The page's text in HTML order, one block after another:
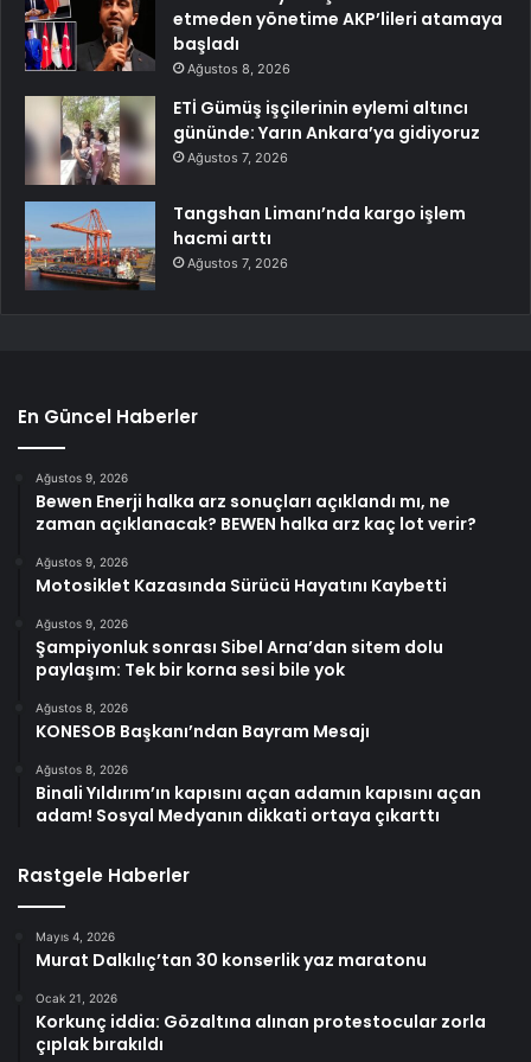
etmeden yönetime AKP’lileri atamaya
başladı
Ağustos 8, 2026
ETİ Gümüş işçilerinin eylemi altıncı
gününde: Yarın Ankara’ya gidiyoruz
Ağustos 7, 2026
Tangshan Limanı’nda kargo işlem
hacmi arttı
Ağustos 7, 2026
En Güncel Haberler
Ağustos 9, 2026
Bewen Enerji halka arz sonuçları açıklandı mı, ne
zaman açıklanacak? BEWEN halka arz kaç lot verir?
Ağustos 9, 2026
Motosiklet Kazasında Sürücü Hayatını Kaybetti
Ağustos 9, 2026
Şampiyonluk sonrası Sibel Arna’dan sitem dolu
paylaşım: Tek bir korna sesi bile yok
Ağustos 8, 2026
KONESOB Başkanı’ndan Bayram Mesajı
Ağustos 8, 2026
Binali Yıldırım’ın kapısını açan adamın kapısını açan
adam! Sosyal Medyanın dikkati ortaya çıkarttı
Rastgele Haberler
Mayıs 4, 2026
Murat Dalkılıç’tan 30 konserlik yaz maratonu
Ocak 21, 2026
Korkunç iddia: Gözaltına alınan protestocular zorla
çıplak bırakıldı